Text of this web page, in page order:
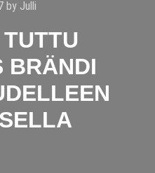
by Julli
BRÄNDI